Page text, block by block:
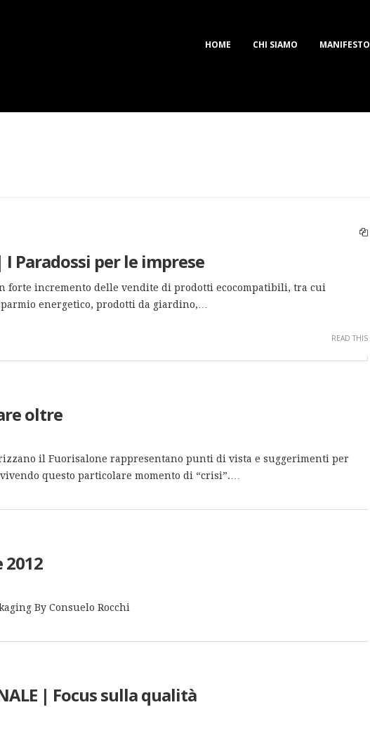
HOME CHI SIAMO MANIFESTO
I Paradossi per le imprese
forte incremento delle vendite di prodotti ecocompatibili, tra cui
energetico, prodotti da giardino,…
READ THIS
oltre
il Fuorisalone rappresentano punti di vista e suggerimenti per
questo particolare momento di “crisi”.…
2012
By Consuelo Rocchi
| Focus sulla qualità